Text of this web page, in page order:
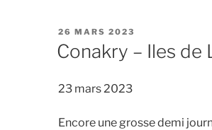
PUBLIÉ
LE
26 MARS 2023
Conakry – Iles de
23 mars 2023
Encore une grosse demi